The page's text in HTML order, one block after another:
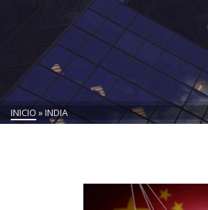
INICIO »INDIA